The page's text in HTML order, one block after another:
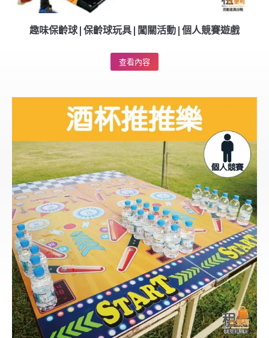
趣味保齡球|保齡球玩具|闖關活動|個人競賽遊戲
查看內容